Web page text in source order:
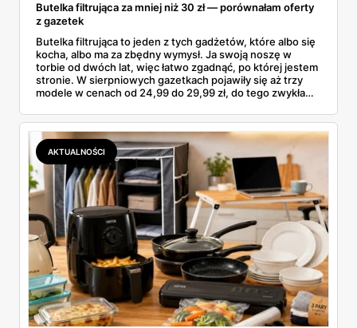
Butelka filtrująca za mniej niż 30 zł — porównałam oferty
z gazetek
Butelka filtrująca to jeden z tych gadżetów, które albo się
kocha, albo ma za zbędny wymysł. Ja swoją noszę w
torbie od dwóch lat, więc łatwo zgadnąć, po której jestem
stronie. W sierpniowych gazetkach pojawiły się aż trzy
modele w cenach od 24,99 do 29,99 zł, do tego zwykła
wszystkie oferty i policzyłam, kiedy taki zakup faktycznie
się opłaca.
AKTUALNOŚCI